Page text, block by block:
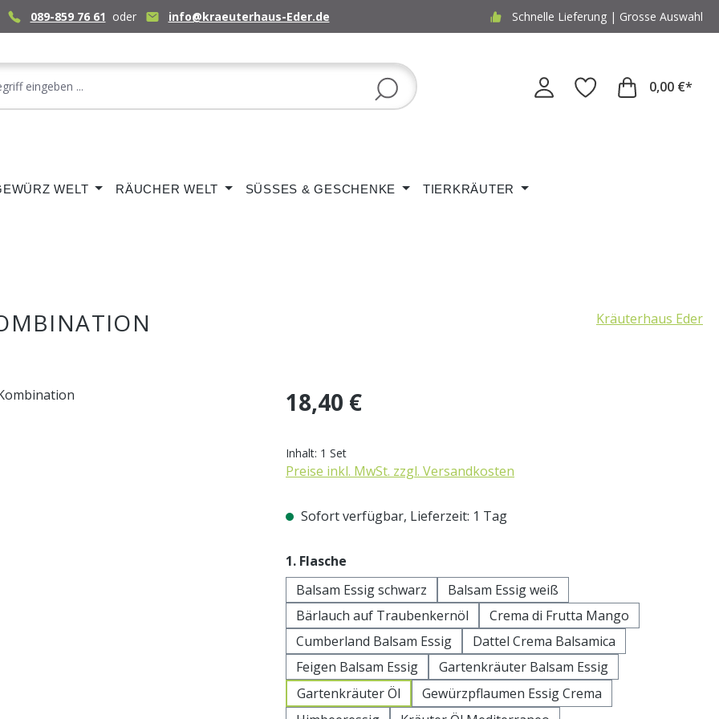
089-859 76 61 oder info@kraeuterhaus-Eder.de Schnelle Lieferung | Grosse Auswahl
0,00 €*
WELT RÄUCHER WELT SÜSSES & GESCHENKE TIERKRÄUTER
Kräuterhaus Eder
Regulärer Preis:
18,40 €
Inhalt: 1 Set
Preise inkl. MwSt. zzgl. Versandkosten
Sofort verfügbar, Lieferzeit: 1 Tag
1. Flasche
Balsam Essig schwarz
Balsam Essig weiß
Bärlauch auf Traubenkernöl
Crema di Frutta Mango
Cumberland Balsam Essig
Dattel Crema Balsamica
Feigen Balsam Essig
Gartenkräuter Balsam Essig
Gartenkräuter Öl
Gewürzpflaumen Essig Crema